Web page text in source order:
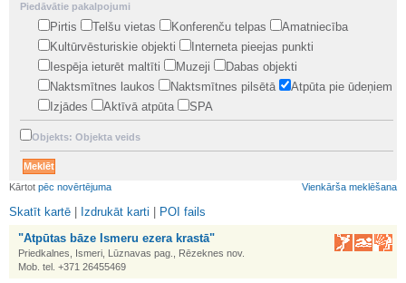
•
Piedāvātie pakalpojumi
Pirtis Telšu vietas Konferenču telpas
Amatniecība
Kultūrvēsturiskie objekti
Interneta pieejas punkti
Iespēja ieturēt maltīti
Muzeji
Dabas objekti
Naktsmītnes laukos
Naktsmītnes pilsētā
Atpūta pie ūdeņiem
Izjādes
Aktīvā atpūta SPA
Objekts: Objekta veids
Kārtot pēc novērtējuma Vienkārša meklēšana
Skatīt kartē Izdrukāt karti
POI fails
"Atpūtas bāze Ismeru ezera krastā"
Priedkalnes, Ismeri, Lūznavas pag., Rēzeknes nov.
Mob. tel. +371 26455469